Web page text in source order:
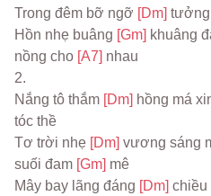
Trong đêm bỡ ngỡ [Dm]
Hồn nhẹ buâng [Gm] khuâng
nồng cho [A7] nhau
2.
Nắng tô thắm [Dm] hồng má
tóc thề
Tơ trời nhẹ [Dm] vương sáng
suối đam [Gm] mê
Mây bay lãng đáng [Dm] chiều